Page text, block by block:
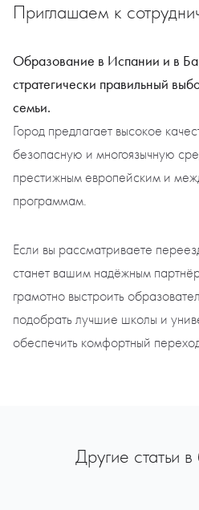
Приглашаем к
Образование в Испании и в
стратегически правильный
семьи.
Город предлагает высокое
безопасную и многоязычную
престижным европейским и
программам.
Если вы рассматриваете
станет вашим надёжным
грамотно выстроить
подобрать лучшие школы и
обеспечить комфортный
Другие статьи